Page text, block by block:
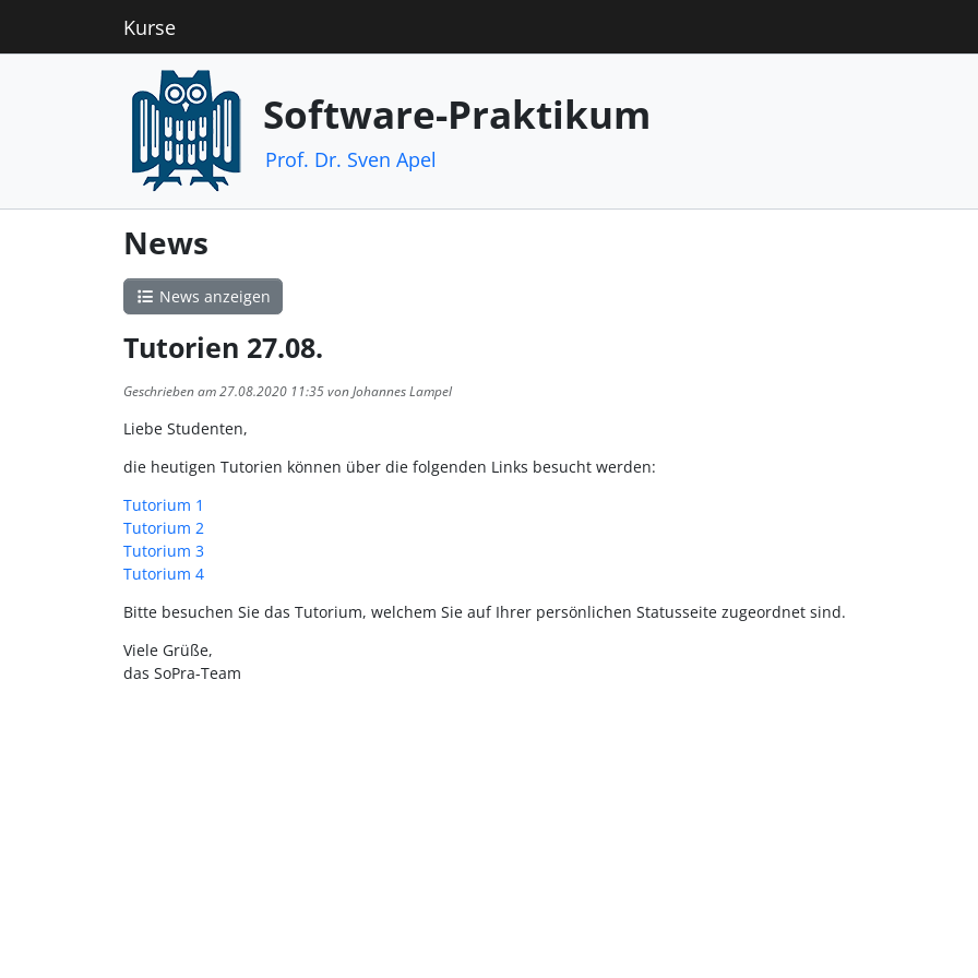
Kurse
Software-Praktikum
Prof. Dr. Sven Apel
News
News anzeigen
Tutorien 27.08.
Geschrieben am 27.08.2020 11:35 von Johannes Lampel
Liebe Studenten,
die heutigen Tutorien können über die folgenden Links besucht werden:
Tutorium 1
Tutorium 2
Tutorium 3
Tutorium 4
Bitte besuchen Sie das Tutorium, welchem Sie auf Ihrer persönlichen Statusseite zugeordnet sind.
Viele Grüße,
das SoPra-Team